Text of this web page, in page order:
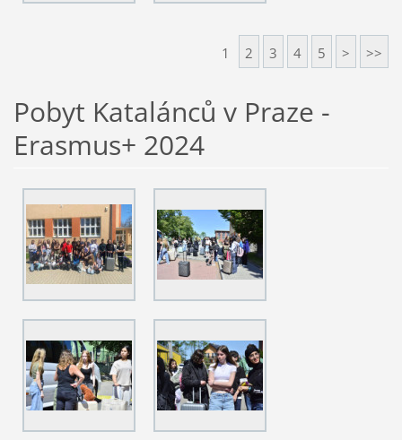
1 2 3 4 5 > >>
Pobyt Katalánců v Praze -
Erasmus+ 2024